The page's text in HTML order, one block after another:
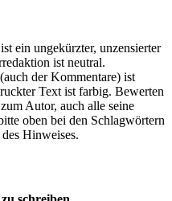
ein ungekürzter, unzensierter
ist neutral.
der Kommentare) ist
Text ist farbig. Bewerten
Autor, auch alle seine
oben bei den Schlagwörtern
Hinweises.